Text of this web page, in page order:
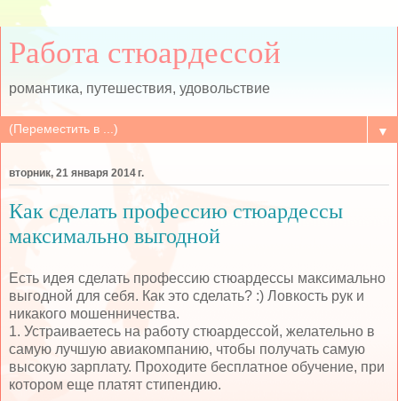
Работа стюардессой
романтика, путешествия, удовольствие
▼
вторник, 21 января 2014 г.
Как сделать профессию стюардессы
максимально выгодной
Есть идея сделать профессию стюардессы максимально
выгодной для себя. Как это сделать? :) Ловкость рук и
никакого мошенничества.
1. Устраиваетесь на работу стюардессой, желательно в
самую лучшую авиакомпанию, чтобы получать самую
высокую зарплату. Проходите бесплатное обучение, при
котором еще платят стипендию.